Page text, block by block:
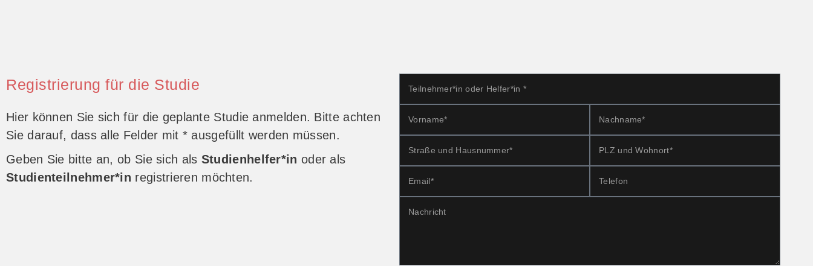
Registrierung für die Studie
Hier können Sie sich für die geplante Studie anmelden. Bitte achten
Sie darauf, dass alle Felder mit * ausgefüllt werden müssen.
Geben Sie bitte an, ob Sie sich als Studienhelfer*in oder als
Studienteilnehmer*in registrieren möchten.